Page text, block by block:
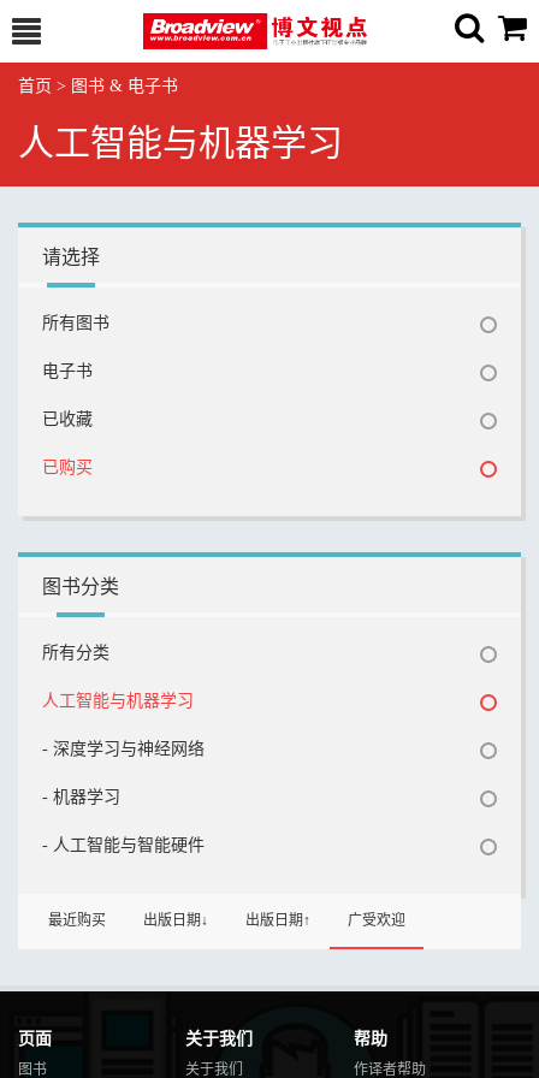
首页 > 图书 & 电子书
人工智能与机器学习
请选择
所有图书
电子书
已收藏
已购买
图书分类
所有分类
人工智能与机器学习
- 深度学习与神经网络
- 机器学习
- 人工智能与智能硬件
最近购买 出版日期↓ 出版日期↑ 广受欢迎
页面
图书
关于我们
关于我们
帮助
作译者帮助